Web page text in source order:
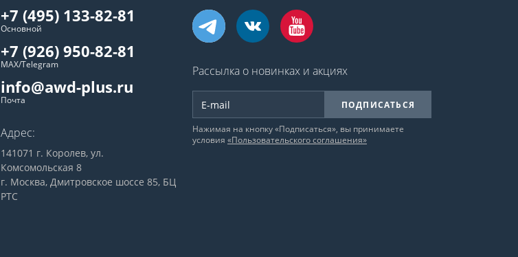
+7 (495) 133-82-81
Основной
+7 (926) 950-82-81
MAX/Telegram
info@awd-plus.ru
Почта
Адрес:
141071 г. Королев, ул.
Комсомольская 8
г. Москва, Дмитровское шоссе 85, БЦ
РТС
Рассылка о новинках и акциях
ПОДПИСАТЬСЯ
Нажимая на кнопку «Подписаться», вы принимаете
условия «Пользовательского соглашения»